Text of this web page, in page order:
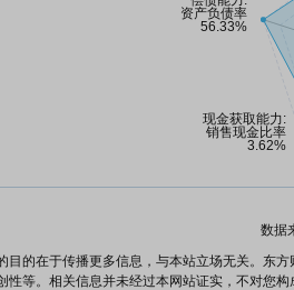
数据
目的在于传播更多信息，与本站立场无关。东
性等。相关信息并未经过本网站证实，不对您